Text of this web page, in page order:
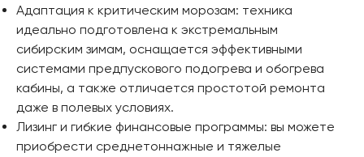
Адаптация к критическим морозам: техника
идеально подготовлена к экстремальным
сибирским зимам, оснащается эффективными
системами предпускового подогрева и обогрева
кабины, а также отличается простотой ремонта
даже в полевых условиях.
Лизинг и гибкие финансовые программы: вы можете
приобрести среднетоннажные и тяжелые